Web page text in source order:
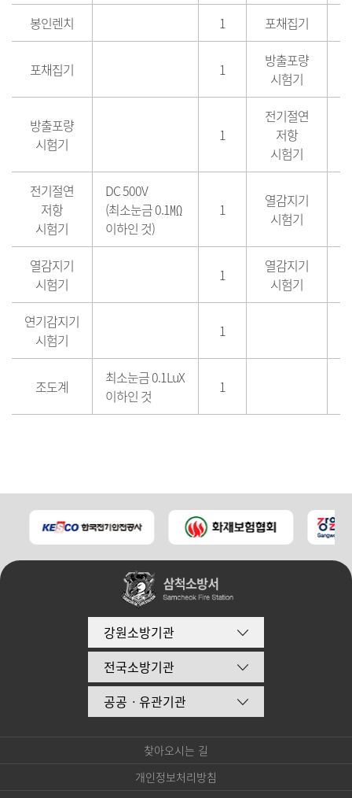
봉인렌치 1 포채집기
포채집기 1
방출포량
시험기
방출포량
시험기
1
전기절연
저항
시험기
전기절연
저항
시험기
DC 500V
(최소눈금 0.1㏁
이하인 것)
1
열감지기
시험기
열감지기
시험기
1
열감지기
시험기
연기감지기
시험기
1
조도계
최소눈금 0.1LuX
이하인 것
1
강원소방기관
전국소방기관
공공ㆍ유관기관
찾아오시는 길
개인정보처리방침